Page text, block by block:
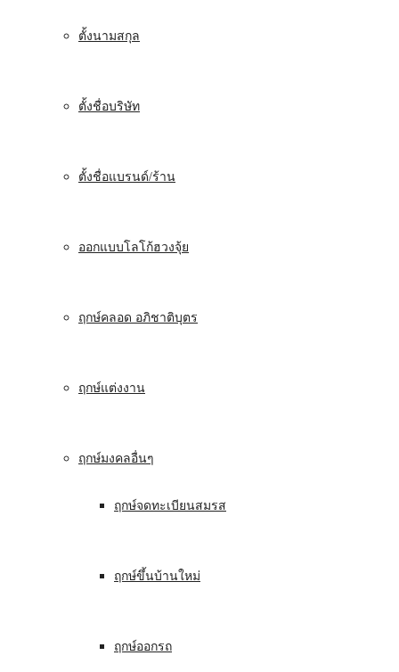
ตั้งนามสกุล
ตั้งชื่อบริษัท
ตั้งชื่อแบรนด์/ร้าน
ออกแบบโลโก้ฮวงจุ้ย
ฤกษ์คลอด อภิชาติบุตร
ฤกษ์แต่งงาน
ฤกษ์มงคลอื่นๆ
ฤกษ์จดทะเบียนสมรส
ฤกษ์ขึ้นบ้านใหม่
ฤกษ์ออกรถ